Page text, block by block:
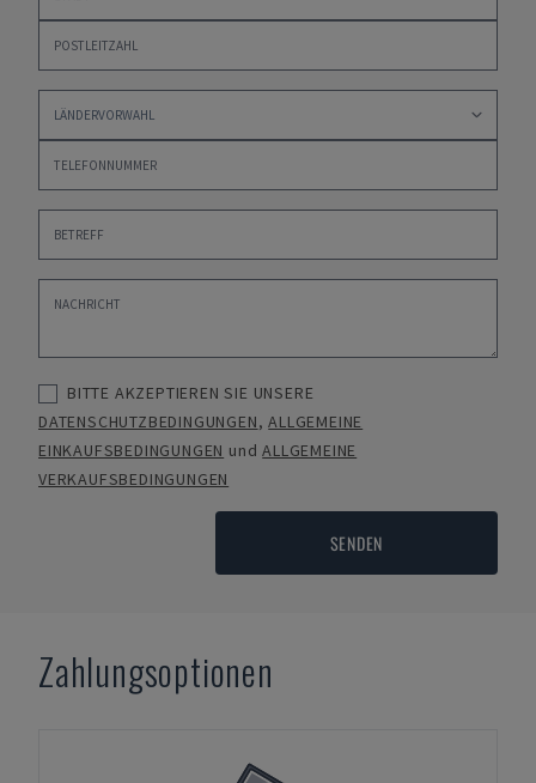
BITTE AKZEPTIEREN SIE UNSERE
DATENSCHUTZBEDINGUNGEN,ALLGEMEINE
EINKAUFSBEDINGUNGEN undALLGEMEINE
VERKAUFSBEDINGUNGEN
SENDEN
Zahlungsoptionen